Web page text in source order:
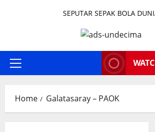
SEPUTAR SEPAK BOLA
Primary
Home Galatasaray – PAOK